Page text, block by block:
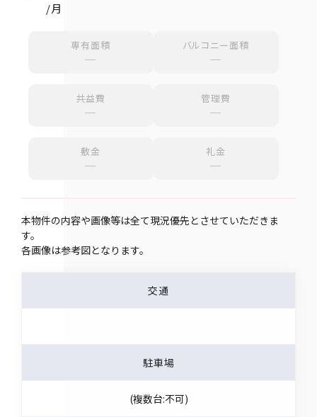
/月
専有面積
─
バルコニー面積
─
共益費
─
管理費
─
敷金
─
礼金
─
本物件の内容や画像等は全て現況優先とさせていただきま
す。
各画像は参考図となります。
交通
駐車場
(複数台:不可)